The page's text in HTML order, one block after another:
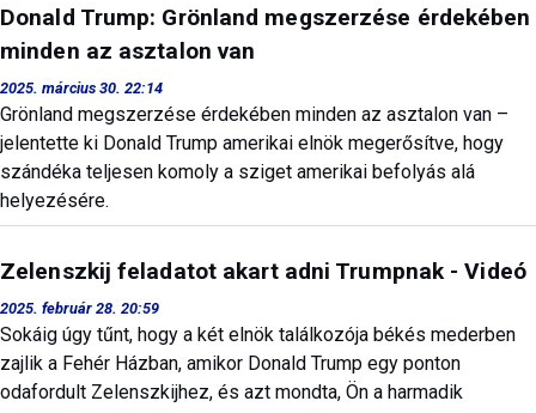
Donald Trump: Grönland megszerzése érdekében
minden az asztalon van
2025. március 30. 22:14
Grönland megszerzése érdekében minden az asztalon van –
jelentette ki Donald Trump amerikai elnök megerősítve, hogy
szándéka teljesen komoly a sziget amerikai befolyás alá
helyezésére.
Zelenszkij feladatot akart adni Trumpnak - Videó
2025. február 28. 20:59
Sokáig úgy tűnt, hogy a két elnök találkozója békés mederben
zajlik a Fehér Házban, amikor Donald Trump egy ponton
odafordult Zelenszkijhez, és azt mondta, Ön a harmadik